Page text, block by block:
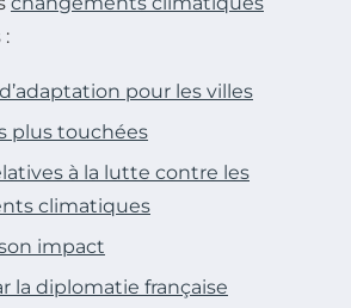
:
pour les villes
plus touchées
à la lutte contre les
climatiques
impact
la diplomatie française